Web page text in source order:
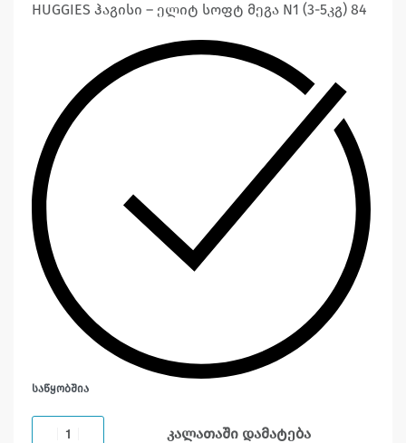
HUGGIES ჰაგისი – ელიტ სოფტ მეგა N1 (3-5კგ) 84
ᲡᲐᲬᲧᲝᲑᲨᲘᲐ
კალათაში დამატება